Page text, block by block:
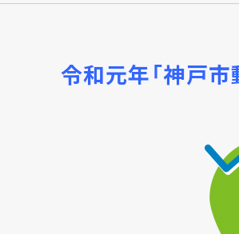
令和元年「神戸